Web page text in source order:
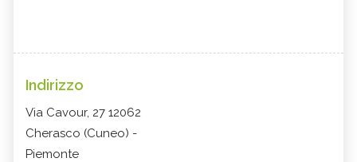
Indirizzo
Via Cavour, 27 12062
Cherasco (Cuneo) -
Piemonte